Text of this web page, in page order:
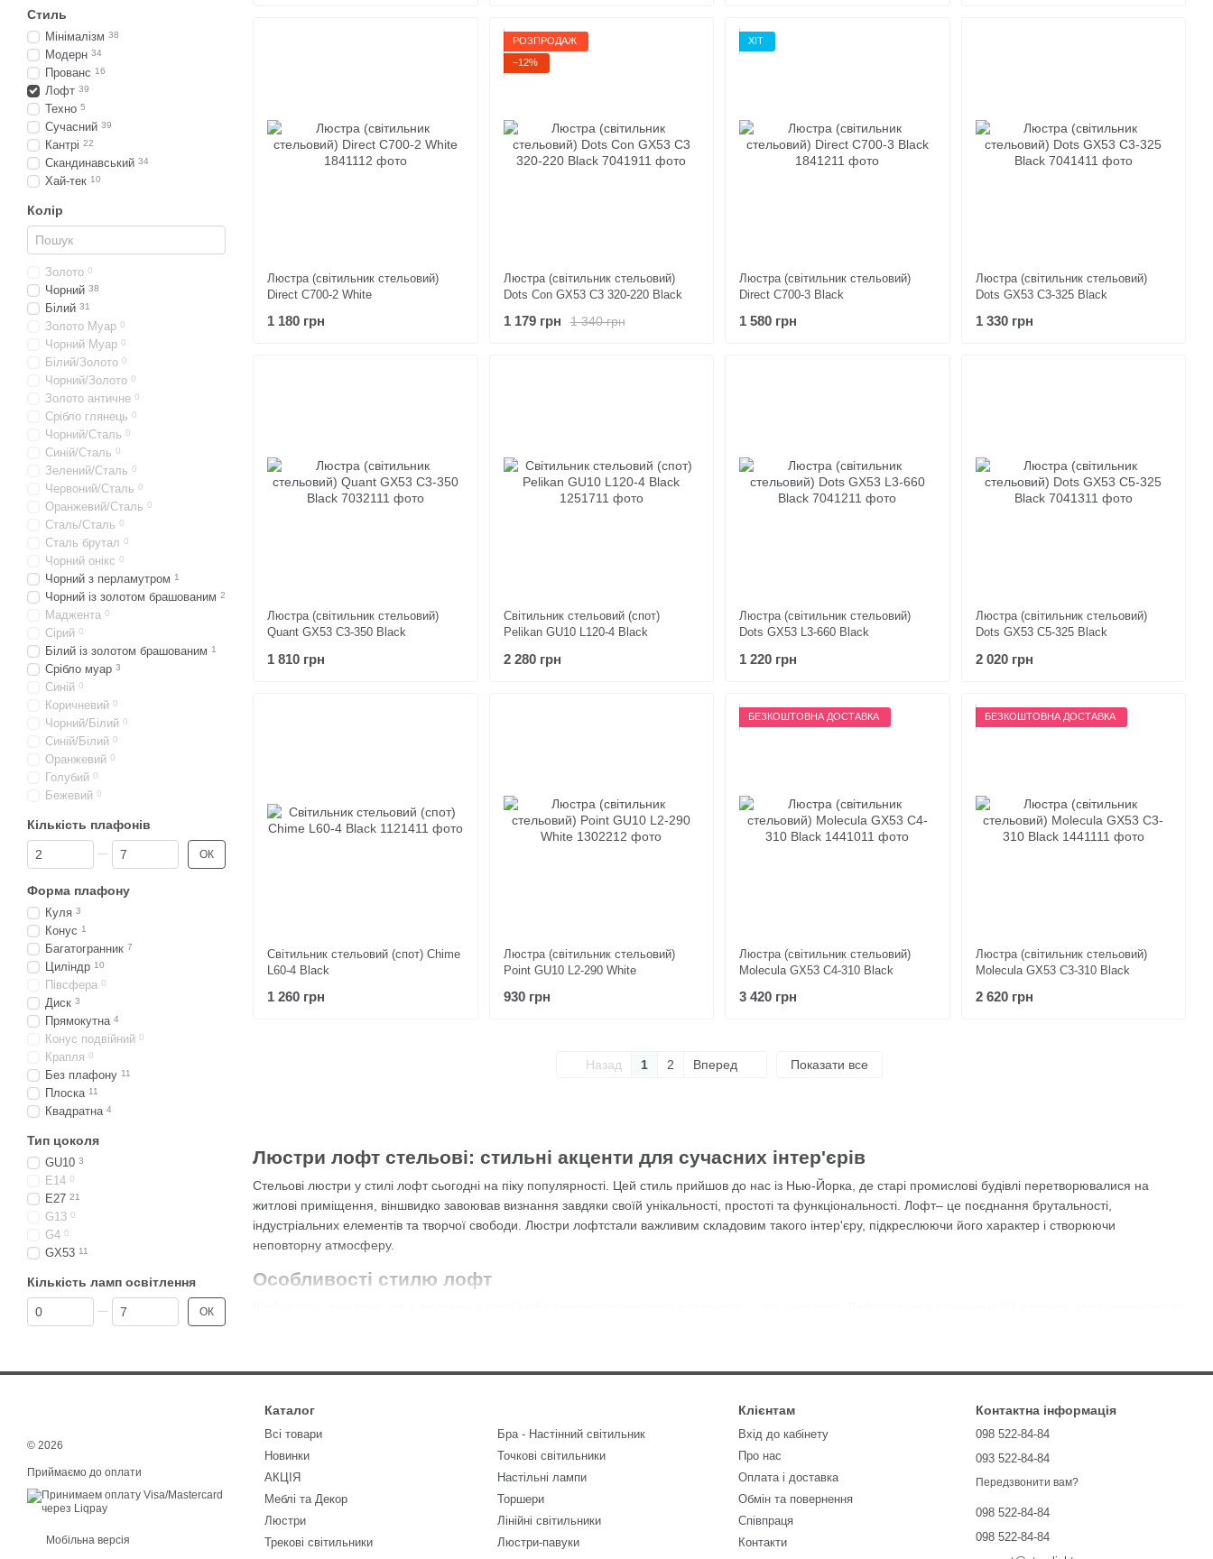
Люстри лофт стельові: стильні акценти для сучасних інтер'єрів
Стельові люстри у стилі лофт сьогодні на піку популярності. Цей стиль прийшов до нас із Нью-Йорка, де старі промислові будівлі перетворювалися на
житлові приміщення, віншвидко завоював визнання завдяки своїй унікальності, простоті та функціональності. Лофт– це поєднання брутальності,
індустріальних елементів та творчої свободи. Люстри лофтстали важливим складовим такого інтер'єру, підкреслюючи його характер і створюючи
неповторну атмосферу.
Особливості стилю лофт
побачити моделі з відкритими лампочками, без звичних абажурів та плафонів, що додає приміщенню індустріального характеру.
Люстра стельова лофт: матеріали та форми
Однією з ключових характеристик люстр у стилі лофт є використання натуральних та необроблених матеріалів. Найчастіше це метал – холодний,
брутальний та функціональний. Металеві елементи люстри можуть бути грубими, з видимими слідами зварювання, гвинтами, болтами або навпаки –
мінімалістичними, з гладкою поверхнею та строгими лініями.
Не менш популярним є дерево. Воно додає тепла та затишку в холодні індустріальні інтер'єри, створюючи баланс між брутальністю та комфортом.
Люстра (світильник стельовий)
Direct C700-2 White
1 180 грн
РОЗПРОДАЖ
−12%
Люстра (світильник стельовий)
Dots Con GX53 C3 320-220 Black
1 340 грн
1 179 грн
ХІТ
Люстра (світильник стельовий)
Direct C700-3 Black
1 580 грн
Люстра (світильник стельовий)
Dots GX53 C3-325 Black
1 330 грн
Люстра (світильник стельовий)
Quant GX53 C3-350 Black
1 810 грн
Світильник стельовий (спот)
Pelikan GU10 L120-4 Black
2 280 грн
Люстра (світильник стельовий)
Dots GX53 L3-660 Black
1 220 грн
Люстра (світильник стельовий)
Dots GX53 C5-325 Black
2 020 грн
Світильник стельовий (спот) Chime
L60-4 Black
1 260 грн
Люстра (світильник стельовий)
Point GU10 L2-290 White
930 грн
БЕЗКОШТОВНА ДОСТАВКА
Люстра (світильник стельовий)
Molecula GX53 C4-310 Black
3 420 грн
БЕЗКОШТОВНА ДОСТАВКА
Люстра (світильник стельовий)
Molecula GX53 C3-310 Black
2 620 грн
Назад 1 2 Вперед Показати все
Стиль
Мінімалізм 38
Модерн 34
Прованс 16
Лофт 39
Техно 5
Сучасний 39
Кантрі 22
Скандинавський 34
Хай-тек 10
Колір
Золото 0
Чорний 38
Білий 31
Золото Муар 0
Чорний Муар 0
Білий/Золото 0
Чорний/Золото 0
Золото античне 0
Срібло глянець 0
Чорний/Сталь 0
Синій/Сталь 0
Зелений/Сталь 0
Червоний/Сталь 0
Оранжевий/Сталь 0
Сталь/Сталь 0
Сталь брутал 0
Чорний онікс 0
Чорний з перламутром 1
Чорний із золотом брашованим 2
Маджента 0
Сірий 0
Білий із золотом брашованим 1
Срібло муар 3
Синій 0
Коричневий 0
Чорний/Білий 0
Синій/Білий 0
Оранжевий 0
Голубий 0
Бежевий 0
Кількість плафонів
Від Кількість плафонів
До Кількість плафонів ОК
Форма плафону
Куля 3
Конус 1
Багатогранник 7
Циліндр 10
Півсфера 0
Диск 3
Прямокутна 4
Конус подвійний 0
Крапля 0
Без плафону 11
Плоска 11
Квадратна 4
Тип цоколя
GU10 3
E14 0
E27 21
G13 0
G4 0
GX53 11
Кількість ламп освітлення
Від Кількість ламп освітлення
До Кількість ламп освітлення ОК
© 2026
Приймаємо до оплати
Мобільна версія
Каталог
Всі товари
Новинки
АКЦІЯ
Меблі та Декор
Люстри
Трекові світильники
Бра - Настінний світильник
Точкові світильники
Настільні лампи
Торшери
Лінійні світильники
Люстри-павуки
Клієнтам
Вхід до кабінету
Про нас
Оплата і доставка
Обмін та повернення
Співпраця
Контакти
Контактна інформація
098 522-84-84
093 522-84-84
Передзвонити вам?
098 522-84-84
098 522-84-84